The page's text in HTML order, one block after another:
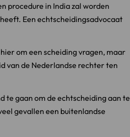
procedure in India zal worden
Een echtscheidingsadvocaat
om een scheiding vragen, maar
van de Nederlandse rechter ten
te gaan om de echtscheiding aan te
gevallen een buitenlandse